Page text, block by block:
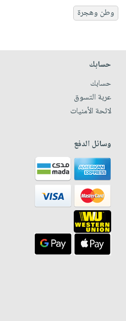
وطن وهجرة
حسابك
حسابك
عربة التسوق
لائحة الأمنيات
وسائل الدفع